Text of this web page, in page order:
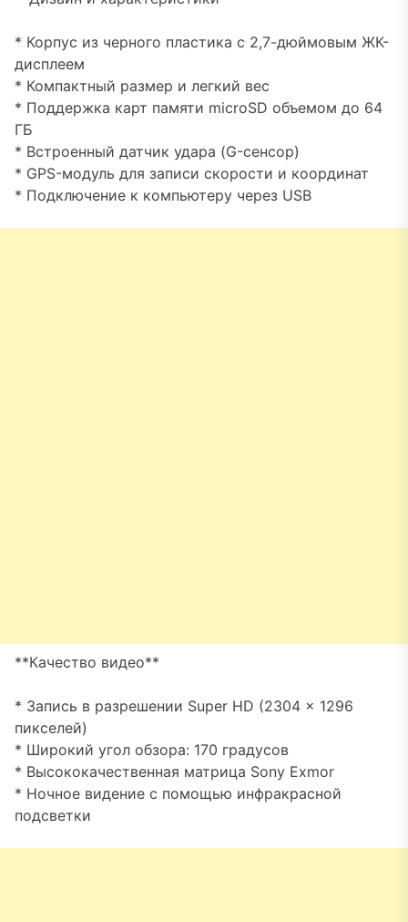
* Корпус из черного пластика с 2,7-дюймовым ЖК-
дисплеем
* Компактный размер и легкий вес
* Поддержка карт памяти microSD объемом до 64
ГБ
* Встроенный датчик удара (G-сенсор)
* GPS-модуль для записи скорости и координат
* Подключение к компьютеру через USB
**Качество видео**
* Запись в разрешении Super HD (2304 x 1296
пикселей)
* Широкий угол обзора: 170 градусов
* Высококачественная матрица Sony Exmor
* Ночное видение с помощью инфракрасной
подсветки